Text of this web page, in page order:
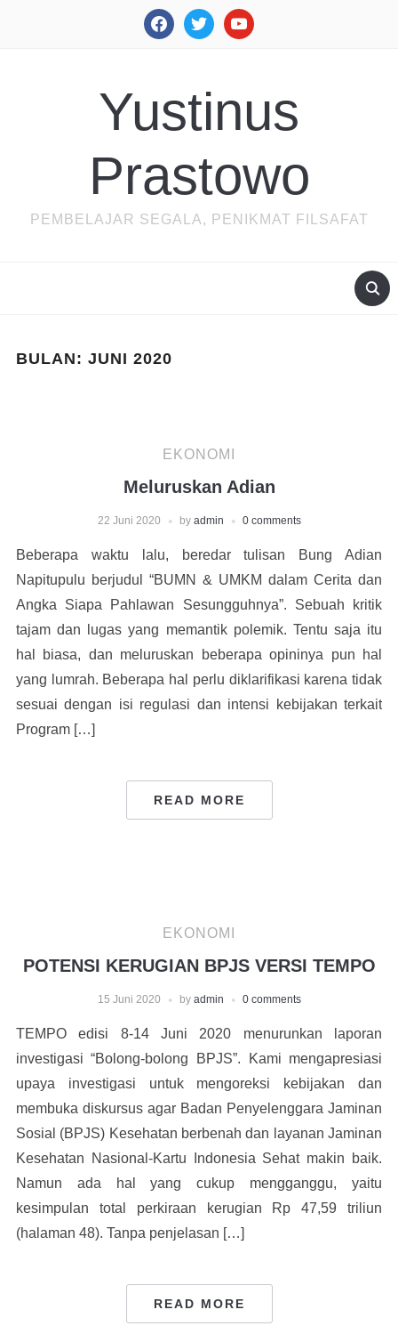
facebooktwitter youtube
Yustinus
Prastowo
PEMBELAJAR SEGALA, PENIKMAT FILSAFAT
BULAN: JUNI 2020
EKONOMI
Meluruskan Adian
22 Juni 2020 by admin 0 comments
Beberapa waktu lalu, beredar tulisan Bung Adian
Napitupulu berjudul “BUMN & UMKM dalam Cerita dan
Angka Siapa Pahlawan Sesungguhnya”. Sebuah kritik
tajam dan lugas yang memantik polemik. Tentu saja itu
hal biasa, dan meluruskan beberapa opininya pun hal
yang lumrah. Beberapa hal perlu diklarifikasi karena tidak
sesuai dengan isi regulasi dan intensi kebijakan terkait
Program […]
READ MORE
EKONOMI
POTENSI KERUGIAN BPJS VERSI TEMPO
15 Juni 2020 by admin 0 comments
TEMPO edisi 8-14 Juni 2020 menurunkan laporan
investigasi “Bolong-bolong BPJS”. Kami mengapresiasi
upaya investigasi untuk mengoreksi kebijakan dan
membuka diskursus agar Badan Penyelenggara Jaminan
Sosial (BPJS) Kesehatan berbenah dan layanan Jaminan
Kesehatan Nasional-Kartu Indonesia Sehat makin baik.
Namun ada hal yang cukup mengganggu, yaitu
kesimpulan total perkiraan kerugian Rp 47,59 triliun
(halaman 48). Tanpa penjelasan […]
READ MORE